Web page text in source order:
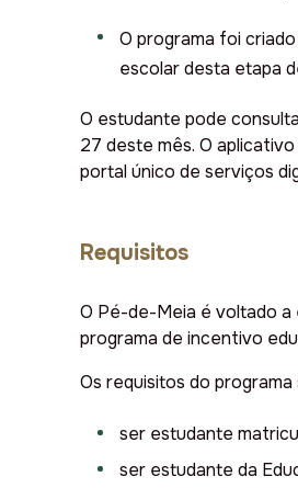
O programa foi
escolar desta etapa
O estudante pode
27 deste mês. O
portal único de serviços
Requisitos
O Pé-de-Meia é voltado a
programa de incentivo
Os requisitos do programa
ser estudante
ser estudante da